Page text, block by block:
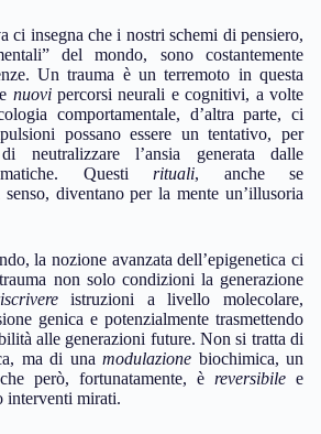
ci insegna che i nostri schemi di pensiero,
del mondo, sono costantemente
Un trauma è un terremoto in questa
nuovipercorsi neurali e cognitivi, a volte
comportamentale, d’altra parte, ci
possano essere un tentativo, per
neutralizzare l’ansia generata dalle
Questirituali, anche se
senso, diventano per la mente un’illusoria
la nozione avanzata dell’epigenetica ci
non solo condizioni la generazione
istruzioni a livello molecolare,
genica e potenzialmente trasmettendo
alle generazioni future. Non si tratta di
ma di una modulazione biochimica, un
però, fortunatamente, è reversibile e
interventi mirati.